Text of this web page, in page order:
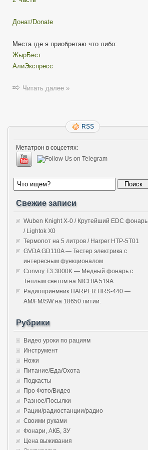
Донат/Donate
Места где я приобретаю что либо:
ЖырБест
АлиЭкспресс
Читать далее »
RSS
Метатрон в соцсетях:
Свежие записи
Wuben Knight X-0 / Крутейший EDC фонарь
/ Lightok X0
Термопот на 5 литров / Harper HTP-5T01
GVDA GD110A — Тестер электрика с
интересным функционалом
Convoy T3 3000K — Медный фонарь с
Тёплым светом на NICHIA 519A
Радиоприёмник HARPER HRS-440 —
AM/FM/SW на 18650 литии.
Рубрики
Видео уроки по рациям
Инструмент
Ножи
Питание/Еда/Охота
Подкасты
Про Фото/Видео
Разное/Посылки
Рации/радиостанции/радио
Своими руками
Фонари, АКБ, ЗУ
Цена выживания